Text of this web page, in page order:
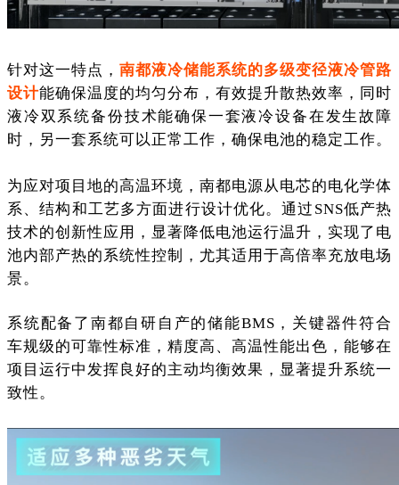
针对这一特点， 南都液冷储能系统的多级变径液冷管路
设计能确保温度的均匀分布，有效提升散热效率，同时
液冷双系统备份技术能确保一套液冷设备在发生故障
时，另一套系统可以正常工作，确保电池的稳定工作。
为应对项目地的高温环境，南都电源从电芯的电化学体
系、结构和工艺多方面进行设计优化。通过SNS低产热
技术的创新性应用，显著降低电池运行温升，实现了电
池内部产热的系统性控制，尤其适用于高倍率充放电场
景。
系统配备了南都自研自产的储能BMS，关键器件符合
车规级的可靠性标准，精度高、高温性能出色，能够在
项目运行中发挥良好的主动均衡效果，显著提升系统一
致性。